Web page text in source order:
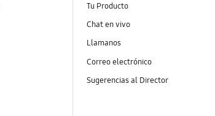
Tu Producto
Chat en vivo
Llamanos
Correo electrónico
Sugerencias al Director